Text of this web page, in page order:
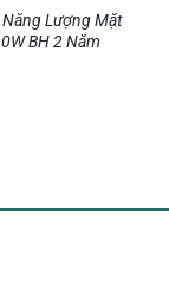
Lượng Mặt
BH 2 Năm